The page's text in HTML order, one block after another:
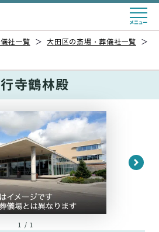
社一覧 ＞ 大田区の斎場・葬儀社一覧
＞
寺鶴林殿
1 / 1